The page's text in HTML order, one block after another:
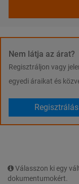
Nem látja az árat?
Regisztráljon vagy
egyedi áraikat és
Regisztrálás
Válasszon ki egy
dokumentumokért.